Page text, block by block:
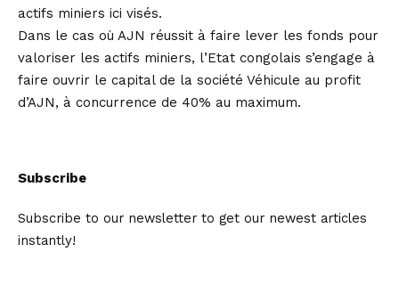
actifs miniers ici visés.
Dans le cas où AJN réussit à faire lever les fonds pour
valoriser les actifs miniers, l’Etat congolais s’engage à
faire ouvrir le capital de la société Véhicule au profit
d’AJN, à concurrence de 40% au maximum.
Subscribe
Subscribe to our newsletter to get our newest articles
instantly!